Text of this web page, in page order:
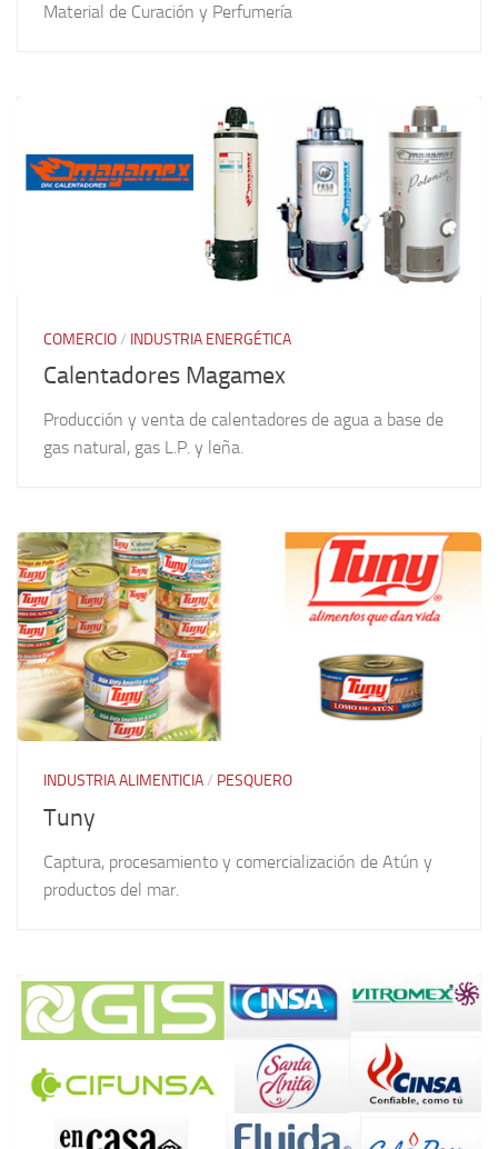
Material de Curación y Perfumería
COMERCIO/ INDUSTRIA ENERGÉTICA
Calentadores Magamex
Producción y venta de calentadores de agua a base de
gas natural, gas L.P. y leña.
INDUSTRIA ALIMENTICIA/ PESQUERO
Tuny
Captura, procesamiento y comercialización de Atún y
productos del mar.